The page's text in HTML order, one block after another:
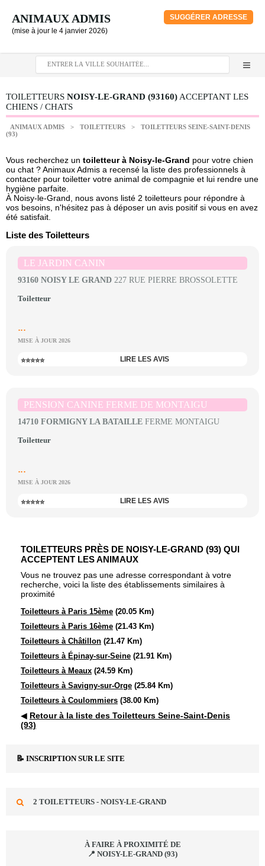
ANIMAUX ADMIS
(mise à jour le 4 janvier 2026)
SUGGÉRER ADRESSE
TOILETTEURS NOISY-LE-GRAND (93160) ACCEPTANT LES
CHIENS / CHATS
ANIMAUX ADMIS > TOILETTEURS >
TOILETTEURS SEINE-SAINT-DENIS
(93)
Vous recherchez un toiletteur à Noisy-le-Grand pour votre chien
ou chat ? Animaux Admis a recensé la liste des professionnels à
contacter pour toiletter votre animal de compagnie et lui rendre une
hygiène parfaite.
À Noisy-le-Grand, nous avons listé 2 toiletteurs pour répondre à
vos besoins, n'hésitez pas à déposer un avis positif si vous en avez
été satisfait.
Liste des Toiletteurs
LE JARDIN CANIN
93160 NOISY LE GRAND 227 RUE PIERRE BROSSOLETTE
Toiletteur
...
MISE À JOUR 2026
⭐⭐⭐⭐⭐ LIRE LES AVIS
PENSION CANINE FERME DE MONTAIGU
14710 FORMIGNY LA BATAILLE FERME MONTAIGU
Toiletteur
...
MISE À JOUR 2026
⭐⭐⭐⭐⭐ LIRE LES AVIS
TOILETTEURS PRÈS DE NOISY-LE-GRAND (93) QUI
ACCEPTENT LES ANIMAUX
Vous ne trouvez pas une adresse correspondant à votre
recherche, voici la liste des établissements similaires à
proximité
Toiletteurs à Paris 15ème (20.05 Km)
Toiletteurs à Paris 16ème (21.43 Km)
Toiletteurs à Châtillon (21.47 Km)
Toiletteurs à Épinay-sur-Seine (21.91 Km)
Toiletteurs à Meaux (24.59 Km)
Toiletteurs à Savigny-sur-Orge (25.84 Km)
Toiletteurs à Coulommiers (38.00 Km)
◀ Retour à la liste des Toiletteurs Seine-Saint-Denis
(93)
📝 INSCRIPTION SUR LE SITE
2 TOILETTEURS - NOISY-LE-GRAND
À FAIRE À PROXIMITÉ DE
📍 NOISY-LE-GRAND (93)